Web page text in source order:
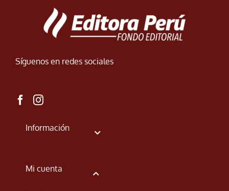
Síguenos en redes sociales
Información
Mi cuenta